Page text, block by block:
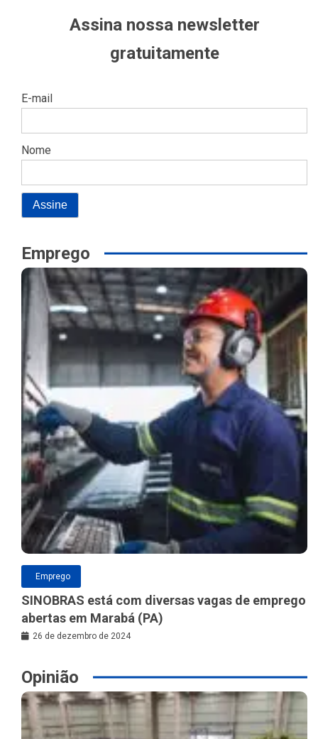
Assina nossa newsletter
gratuitamente
E-mail
Nome
Emprego
Emprego
SINOBRAS está com diversas vagas de emprego
abertas em Marabá (PA)
26 de dezembro de 2024
Opinião